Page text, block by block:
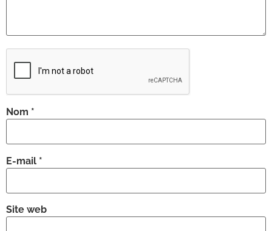
Nom *
E-mail *
Site web